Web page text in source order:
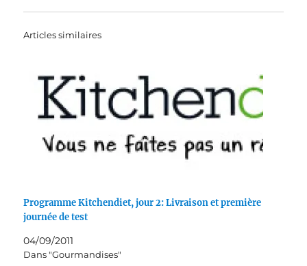
Articles similaires
Programme Kitchendiet, jour 2: Livraison et première
journée de test
04/09/2011
Dans "Gourmandises"